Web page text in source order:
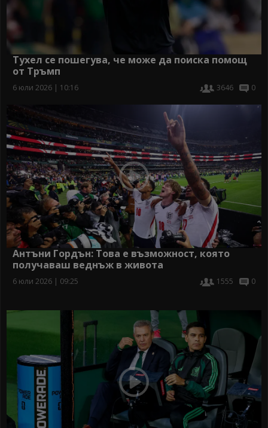
Тухел се пошегува, че може да поиска помощ
от Тръмп
6 юли 2026 | 10:16 3646 0
Антъни Гордън: Това е възможност, която
получаваш веднъж в живота
6 юли 2026 | 09:25 1555 0